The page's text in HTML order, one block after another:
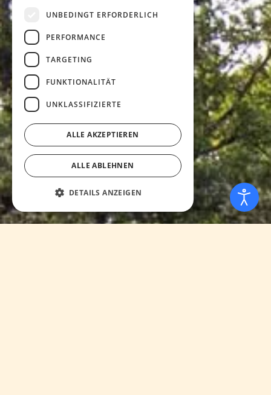
UNBEDINGT ERFORDERLICH
PERFORMANCE
TARGETING
FUNKTIONALITÄT
UNKLASSIFIZIERTE
ALLE AKZEPTIEREN
ALLE ABLEHNEN
DETAILS ANZEIGEN